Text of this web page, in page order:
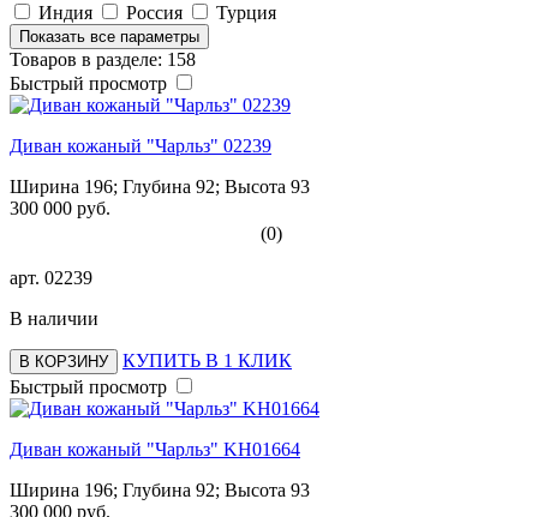
Индия
Россия Турция
Показать все параметры
Товаров в разделе: 158
Быстрый просмотр
Диван кожаный "Чарльз" 02239
Ширина 196; Глубина 92; Высота 93
300 000 руб.
(0)
арт. 02239
В наличии
В КОРЗИНУ
КУПИТЬ В 1 КЛИК
Быстрый просмотр
Диван кожаный "Чарльз" KH01664
Ширина 196; Глубина 92; Высота 93
300 000 руб.